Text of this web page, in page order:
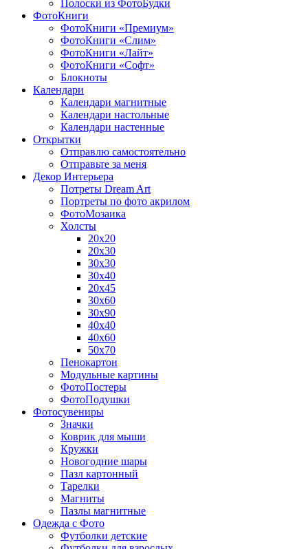
Полоски из ФотоБудки
ФотоКниги
ФотоКниги «Премиум»
ФотоКниги «Слим»
ФотоКниги «Лайт»
ФотоКниги «Софт»
Блокноты
Календари
Календари магнитные
Календари настольные
Календари настенные
Открытки
Отправлю самостоятельно
Отправьте за меня
Декор Интерьера
Потреты Dream Art
Портреты по фото акрилом
ФотоМозаика
Холсты
20х20
20х30
30х30
30х40
20х45
30х60
30х90
40х40
40х60
50х70
Пенокартон
Модульные картины
ФотоПостеры
ФотоПодушки
Фотоcувениры
Значки
Коврик для мыши
Кружки
Новогодние шары
Пазл картонный
Тарелки
Магниты
Пазлы магнитные
Одежда с Фото
Футболки детские